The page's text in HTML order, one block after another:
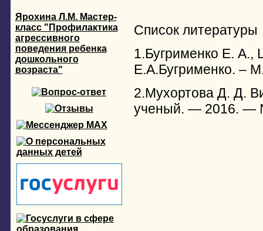
Список литературы
1.Бугрименко Е. А.,
Е.А.Бугрименко. –
2.Мухортова Д. Д.
ученый. — 2016. —
Ярохина Л.М. Мастер-
класс "Профилактика
агрессивного
поведения ребенка
дошкольного
возраста"